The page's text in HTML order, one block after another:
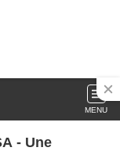
MENU
- Une